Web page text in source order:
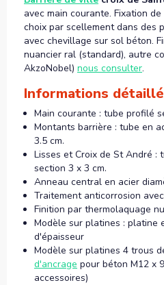
avec main courante. Fixation de
choix par scellement dans des
avec chevillage sur sol béton.
nuancier ral (standard), autre
AkzoNobel) nous consulter.
Informations
Main courante : tube profilé
Montants barrière : tube en
3.5 cm.
Lisses et Croix de St André :
section 3 x 3 cm.
Anneau central en acier
Traitement anticorrosion
Finition par thermolaquage
Modèle sur platines : platine
d'épaisseur
Modèle sur platines 4 trous
d'ancrage pour béton M12 x
accessoires)